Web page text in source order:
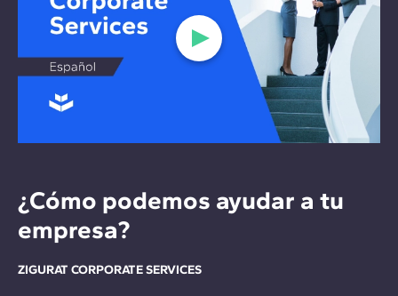
¿Cómo podemos ayudar a tu
empresa?
ZIGURAT CORPORATE SERVICES